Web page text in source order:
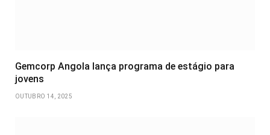
Gemcorp Angola lança programa de estágio para
jovens
OUTUBRO 14, 2025